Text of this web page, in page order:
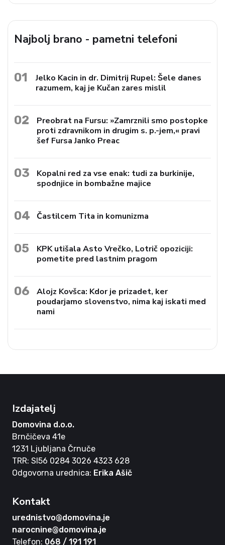
Najbolj brano - pametni telefoni
01
Jelko Kacin in dr. Dimitrij Rupel: Šele danes
razumem, kaj je Kučan zares mislil
02
Preobrat na Fursu: »Zamrznili smo postopke
proti zdravnikom in drugim s. p.-jem,« pravi
šef Fursa Janko Preac
03
Kopalni red za vse enak: tudi za burkinije,
spodnjice in bombažne majice
04 Častilcem Tita in komunizma
05
KPK utišala Asto Vrečko, Lotrič opoziciji:
pometite pred lastnim pragom
06
Alojz Kovšca: Kdor je prizadet, ker
poudarjamo slovenstvo, nima kaj iskati med
nami
Izdajatelj
Domovina d.o.o.
Brnčičeva 41e
1231 Ljubljana Črnuče
TRR: SI56 0284 3026 4323 628
Odgovorna urednica: Erika Ašič
Kontakt
urednistvo@domovina.je
narocnine@domovina.je
Telefon: 068 / 191 191